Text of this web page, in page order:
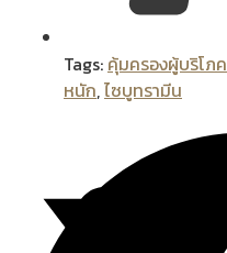
Tags: คุ้มครองผู้บริโภค
หนัก,ไซบูทรามีน